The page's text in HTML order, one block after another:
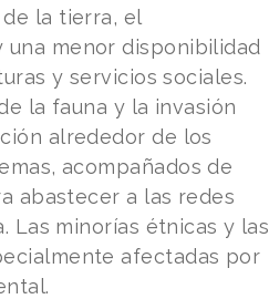
la tierra, el
menor disponibilidad
y servicios sociales.
la fauna y la invasión
alrededor de los
acompañados de
abastecer a las redes
Las minorías étnicas y las
afectadas por